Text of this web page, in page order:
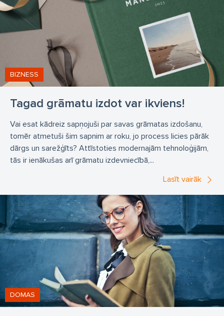
Tagad grāmatu izdot var ikviens!
BIZNESS
Vai esat kādreiz sapņojuši par savas grāmatas izdošanu,
tomēr atmetuši šim sapnim ar roku, jo process licies pārāk
dārgs un sarežģīts? Attīstoties modernajām tehnoloģijām,
tās ir ienākušas arī grāmatu izdevniecībā,...
Lasīt vairāk
DOMAS